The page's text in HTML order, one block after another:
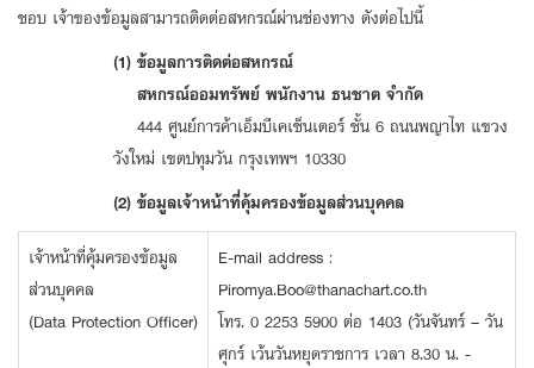
ชอบ เจ้าของข้อมูลสามารถติดต่อสหกรณ์ผ่านช่องทาง ดังต่อไปนี้
(1) ข้อมูลการติดต่อสหกรณ์
สหกรณ์ออมทรัพย์ พนักงาน ธนชาต จำกัด
444 ศูนย์การค้าเอ็มบีเคเซ็นเตอร์ ชั้น 6 ถนนพญาไท แขวง
วังใหม่ เขตปทุมวัน กรุงเทพฯ 10330
(2) ข้อมูลเจ้าหน้าที่คุ้มครองข้อมูลส่วนบุคคล
เจ้าหน้าที่คุ้มครองข้อมูล
ส่วนบุคคล
(Data Protection Officer)
E-mail address :
Piromya.Boo@thanachart.co.th
โทร. 0 2253 5900 ต่อ 1403 (วันจันทร์ – วัน
ศุกร์ เว้นวันหยุดราชการ เวลา 8.30 น. -